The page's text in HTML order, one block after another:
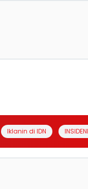
Iklanin di IDN